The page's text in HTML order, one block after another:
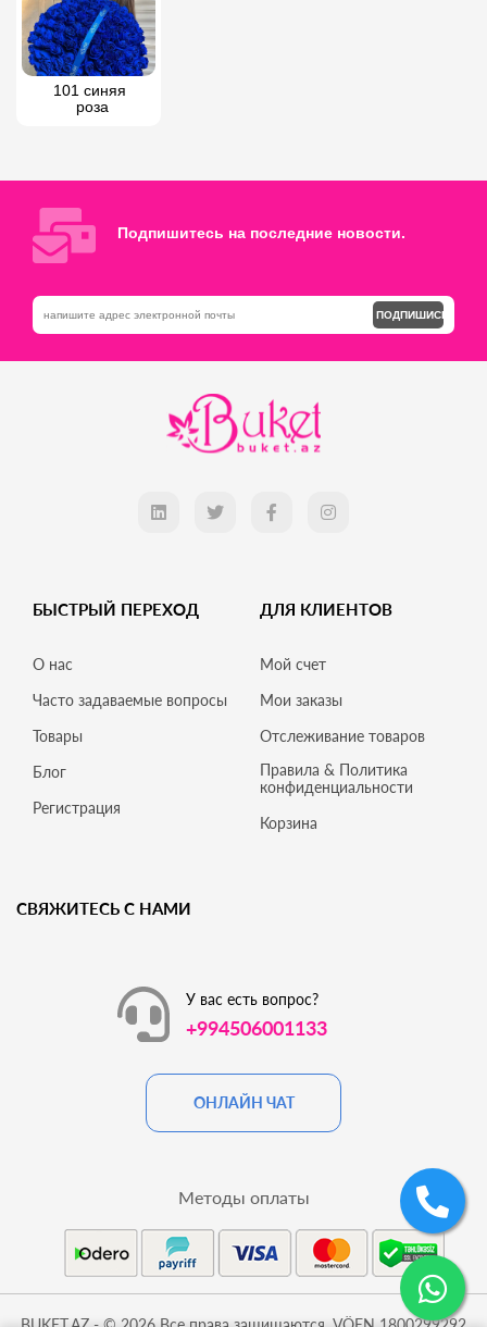
101 синяя
роза
Подпишитесь на последние новости.
ПОДПИШИСЬ
БЫСТРЫЙ ПЕРЕХОД
О нас
Часто задаваемые вопросы
Товары
Блог
Регистрация
ДЛЯ КЛИЕНТОВ
Мой счет
Мои заказы
Отслеживание товаров
Правила & Политика
конфиденциальности
Корзина
СВЯЖИТЕСЬ С НАМИ
У вас есть вопрос?
+994506001133
ОНЛАЙН ЧАТ
Методы оплаты